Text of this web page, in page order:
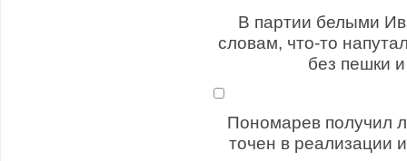
В партии белыми
словам, что-то
без пешки
Пономарев получил
точен в реализации